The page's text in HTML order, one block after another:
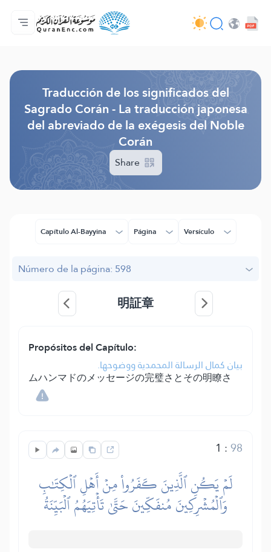
Página principal
Índice de traducciones
Audio
Servicios de desarrolladores - API
Sobre el proyecto
Contáctanos
Idioma
Traducción de los significados del
Sagrado Corán - La traducción japonesa
del abreviado de la exégesis del Noble
Corán
Share
Capítulo Al-Bayyina Página Versículo
Número de la página: 598
明証章
Propósitos del Capítulo:
بيان كمال الرسالة المحمدية ووضوحها.
ムハンマドのメッセージの完璧さとその明瞭さ
1 :98
لَمۡ يَكُنِ ٱلَّذِينَ كَفَرُواْ مِنۡ أَهۡلِ ٱلۡكِتَٰبِ
وَٱلۡمُشۡرِكِينَ مُنفَكِّينَ حَتَّىٰ تَأۡتِيَهُمُ ٱلۡبَيِّنَةُ